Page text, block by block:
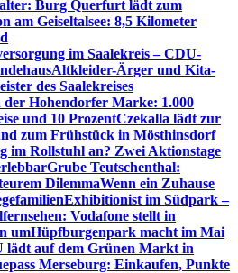
Burg Querfurt lädt zum
am Geiseltalsee: 8,5 Kilometer
im Saalekreis – CDU-
Altkleider-Ärger und Kita-
des Saalekreises
der Hohendorfer Marke: 1.000
und 10 ProzentCzekalla lädt zur
zum Frühstück in Mösthinsdorf
im Rollstuhl an? Zwei Aktionstage
Grube Teutschenthal:
DilemmaWenn ein Zuhause
Exhibitionist im Südpark –
Vodafone stellt in
umHüpfburgenpark macht im Mai
lädt auf dem Grünen Markt in
Merseburg: Einkaufen, Punkte